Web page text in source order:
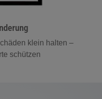
klein halten –
schützen